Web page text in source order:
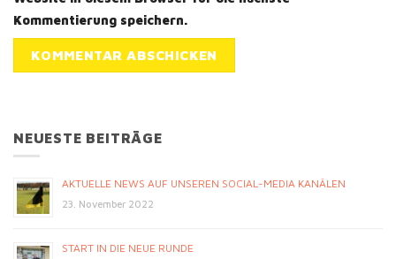
Kommentierung speichern.
NEUESTE BEITRÄGE
AKTUELLE NEWS AUF UNSEREN SOCIAL-MEDIA KANÄLEN
23. November 2022
START IN DIE NEUE RUNDE